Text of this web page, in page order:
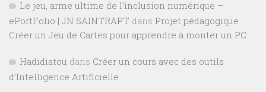
Le jeu, arme ultime de l’inclusion numérique –
ePortFolio | JN SAINTRAPT dans Projet pédagogique :
Créer un Jeu de Cartes pour apprendre à monter un PC
Hadidiatou dans Créer un cours avec des outils
d’Intelligence Artificielle